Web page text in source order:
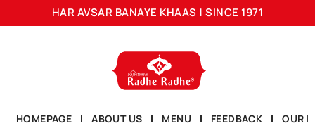
HAR AVSAR BANAYE KHAAS | SINCE 1971
HOMEPAGE ABOUT US MENU FEEDBACK OUR